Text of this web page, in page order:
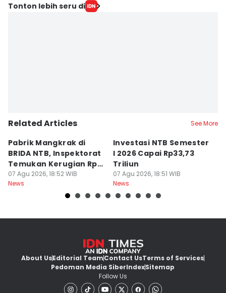
Tonton lebih seru di
Related Articles See More
Pabrik Mangkrak di
BRIDA NTB, Inspektorat
Temukan Kerugian Rp3
Miliar
07 Agu 2026, 18:52 WIB
News
Investasi NTB Semester
I 2026 Capai Rp33,73
Triliun
07 Agu 2026, 18:51 WIB
News
About UsEditorial TeamContact UsTerms of Services
Pedoman Media SiberIndexSitemap
Follow Us